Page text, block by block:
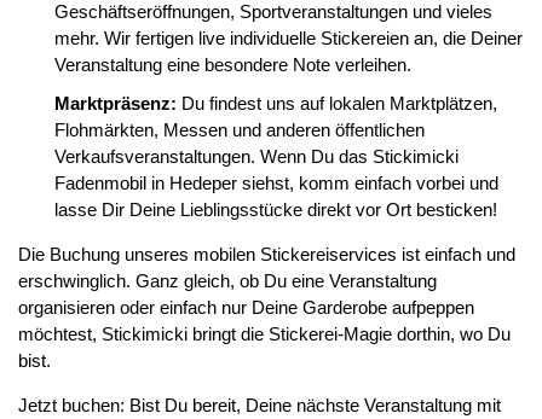
Geschäftseröffnungen, Sportveranstaltungen und vieles
mehr. Wir fertigen live individuelle Stickereien an, die Deiner
Veranstaltung eine besondere Note verleihen.
Marktpräsenz: Du findest uns auf lokalen Marktplätzen,
Flohmärkten, Messen und anderen öffentlichen
Verkaufsveranstaltungen. Wenn Du das Stickimicki
Fadenmobil in Hedeper siehst, komm einfach vorbei und
lasse Dir Deine Lieblingsstücke direkt vor Ort besticken!
Die Buchung unseres mobilen Stickereiservices ist einfach und
erschwinglich. Ganz gleich, ob Du eine Veranstaltung
organisieren oder einfach nur Deine Garderobe aufpeppen
möchtest, Stickimicki bringt die Stickerei-Magie dorthin, wo Du
bist.
Jetzt buchen: Bist Du bereit, Deine nächste Veranstaltung mit